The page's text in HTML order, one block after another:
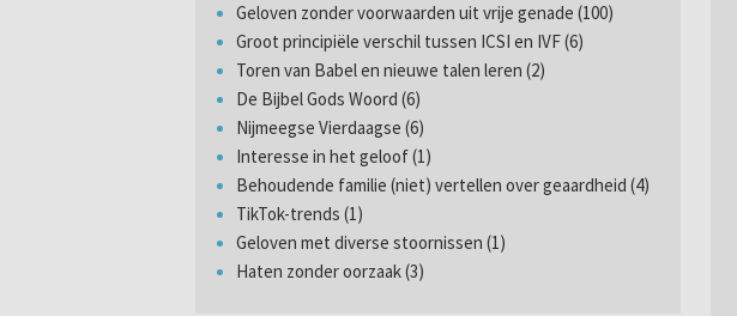
Geloven zonder voorwaarden uit vrije genade (100)
Groot principiële verschil tussen ICSI en IVF (6)
Toren van Babel en nieuwe talen leren (2)
De Bijbel Gods Woord (6)
Nijmeegse Vierdaagse (6)
Interesse in het geloof (1)
Behoudende familie (niet) vertellen over geaardheid (4)
TikTok-trends (1)
Geloven met diverse stoornissen (1)
Haten zonder oorzaak (3)